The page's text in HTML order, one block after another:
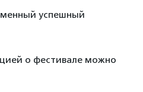
успешный
о фестивале можно